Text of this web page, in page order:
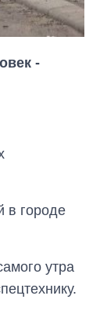
-
в городе
утра
1 месяца – до 5